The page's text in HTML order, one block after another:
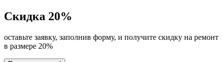
Скидка 20%
оставьте заявку, заполнив форму, и получите скидку на ремонт
в размере 20%